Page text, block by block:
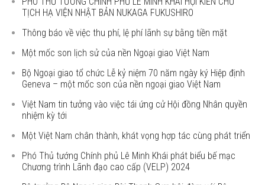
TỊCH HẠ VIỆN NHẬT BẢN NUKAGA FUKUSHIRO
Thông báo về việc thu phí, lệ phí lãnh sự bằng tiền mặt
Một mốc son lịch sử của nền Ngoại giao Việt Nam
Bộ Ngoại giao tổ chức Lễ kỷ niệm 70 năm ngày ký Hiệp định
Geneva – một mốc son của nền ngoại giao Việt Nam
Việt Nam tin tưởng vào việc tái ứng cử Hội đồng Nhân quyền
nhiệm kỳ tới
Một Việt Nam chân thành, khát vọng hợp tác cùng phát triển
Phó Thủ tướng Chính phủ Lê Minh Khái phát biểu bế mạc
Chương trình Lãnh đạo cao cấp (VELP) 2024